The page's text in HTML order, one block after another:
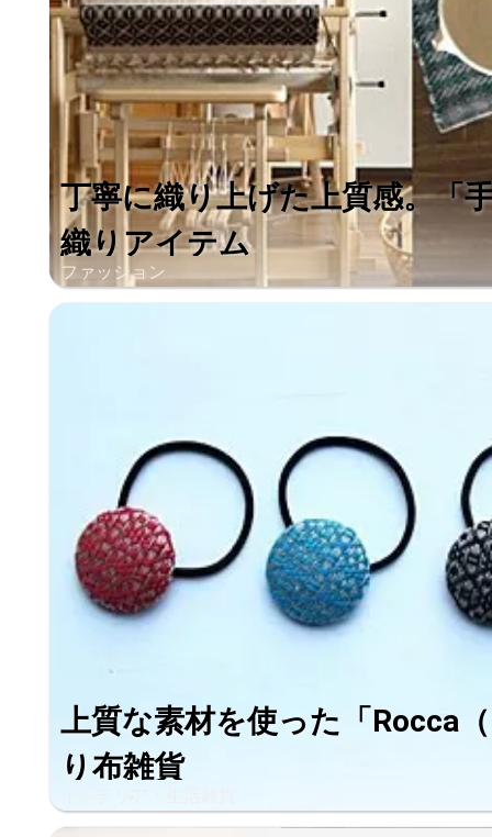
丁寧に織り上げた上質感。「
織りアイテム
ファッション
上質な素材を使った「Rocca
り布雑貨